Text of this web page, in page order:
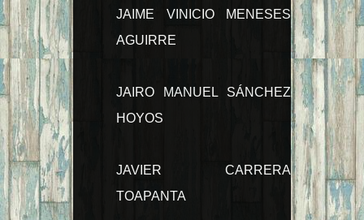
JAIME VINICIO MENESES
AGUIRRE
JAIRO MANUEL SÁNCHEZ
HOYOS
JAVIER CARRERA
TOAPANTA